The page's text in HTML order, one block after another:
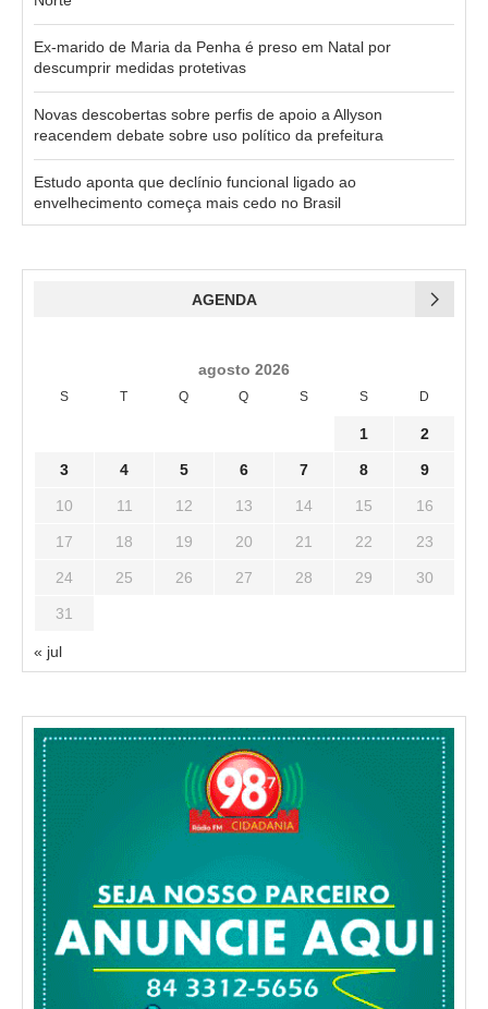
Ex-marido de Maria da Penha é preso em Natal por
descumprir medidas protetivas
Novas descobertas sobre perfis de apoio a Allyson
reacendem debate sobre uso político da prefeitura
Estudo aponta que declínio funcional ligado ao
envelhecimento começa mais cedo no Brasil
AGENDA
agosto 2026
S T Q Q S S D
1 2
3 4 5 6 7 8 9
10 11 12 13 14 15 16
17 18 19 20 21 22 23
24 25 26 27 28 29 30
31
« jul